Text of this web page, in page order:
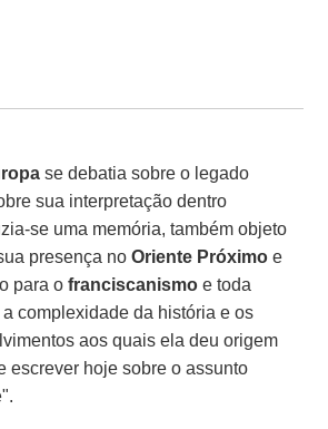
se debatia sobre o legado
sua interpretação dentro
se uma memória, também objeto
presença noOriente Próximo e
para ofranciscanismo e toda
a complexidade da história e os
aos quais ela deu origem
escrever hoje sobre o assunto